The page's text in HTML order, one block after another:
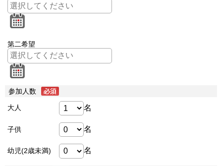
第二希望
参加人数
大人 名
子供 名
幼児(2歳未満) 名